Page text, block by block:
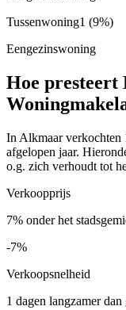
Tussenwoning1 (9%)
Eengezinswoning
Hoe presteert
In Alkmaar verkochten
afgelopen jaar.
o.g. zich verhoudt tot
Verkoopprijs
7% onder het
-7%
Verkoopsnelheid
1 dagen langzamer